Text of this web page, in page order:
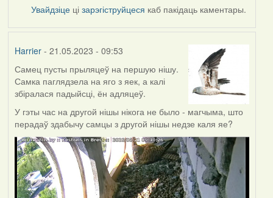
Увайдзіце цізарэгіструйцеся каб пакідаць каментары.
Harrier- 21.05.2023 - 09:53
Самец пусты прыляцеў на першую нішу.
Самка паглядзела на яго з яек, а калі
збіралася падыйсці, ён адляцеў.
У гэты час на другой нішы нікога не было - магчыма, што
перадаў здабычу самцы з другой нішы недзе каля яе?